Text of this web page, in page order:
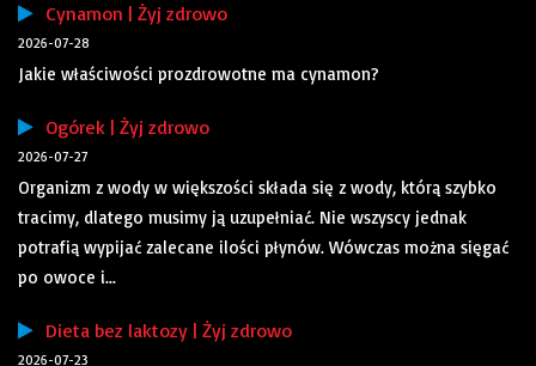
Cynamon | Żyj zdrowo
2026-07-28
Jakie właściwości prozdrowotne ma cynamon?
Ogórek | Żyj zdrowo
2026-07-27
Organizm z wody w większości składa się z wody, którą szybko
tracimy, dlatego musimy ją uzupełniać. Nie wszyscy jednak
potrafią wypijać zalecane ilości płynów. Wówczas można sięgać
po owoce i...
Dieta bez laktozy | Żyj zdrowo
2026-07-23